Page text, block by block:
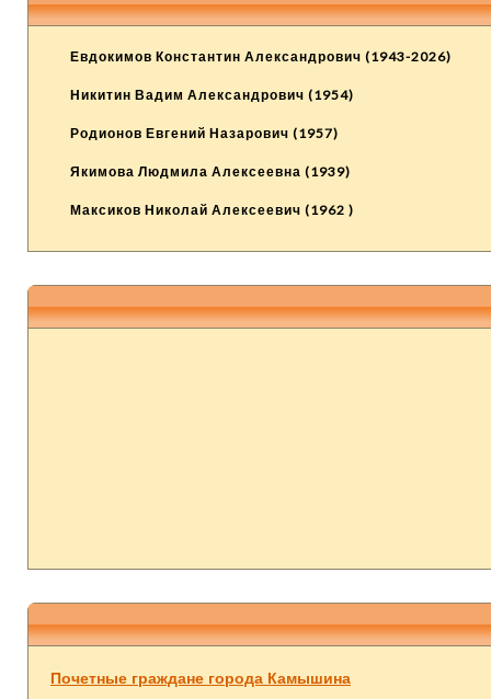
Евдокимов Константин Александрович (1943-2026)
Никитин Вадим Александрович (1954)
Родионов Евгений Назарович (1957)
Якимова Людмила Алексеевна (1939)
Максиков Николай Алексеевич (1962 )
Почетные граждане города Камышина